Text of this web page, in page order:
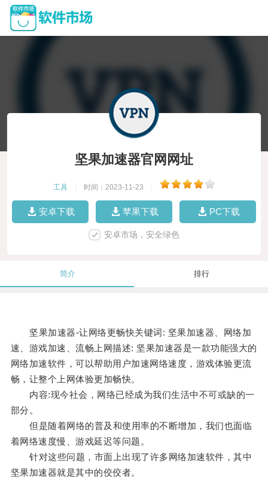
坚果加速器官网网址
工具 时间：2023-11-23
安卓下载 苹果下载 PC下载
安卓市场，安全绿色
简介 排行
坚果加速器-让网络更畅快关键词: 坚果加速器、网络加
速、游戏加速、流畅上网描述: 坚果加速器是一款功能强大的
网络加速软件，可以帮助用户加速网络速度，游戏体验更流
畅，让整个上网体验更加畅快。
内容:现今社会，网络已经成为我们生活中不可或缺的一
部分。
但是随着网络的普及和使用率的不断增加，我们也面临
着网络速度慢、游戏延迟等问题。
针对这些问题，市面上出现了许多网络加速软件，其中
坚果加速器就是其中的佼佼者。